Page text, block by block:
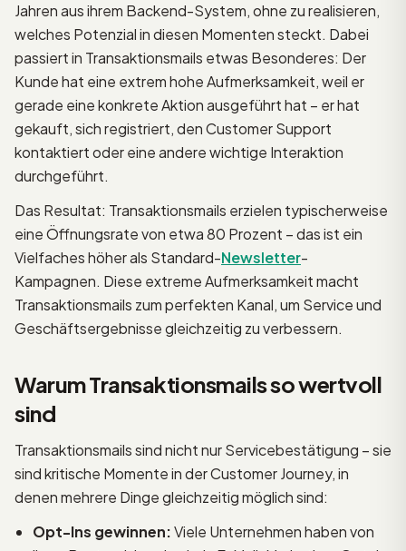
Jahren aus ihrem Backend-System, ohne zu realisieren,
welches Potenzial in diesen Momenten steckt. Dabei
passiert in Transaktionsmails etwas Besonderes: Der
Kunde hat eine extrem hohe Aufmerksamkeit, weil er
gerade eine konkrete Aktion ausgeführt hat – er hat
gekauft, sich registriert, den Customer Support
kontaktiert oder eine andere wichtige Interaktion
durchgeführt.
Das Resultat: Transaktionsmails erzielen typischerweise
eine Öffnungsrate von etwa 80 Prozent – das ist ein
Vielfaches höher als Standard-Newsletter-
Kampagnen. Diese extreme Aufmerksamkeit macht
Transaktionsmails zum perfekten Kanal, um Service und
Geschäftsergebnisse gleichzeitig zu verbessern.
Warum Transaktionsmails so wertvoll
sind
Transaktionsmails sind nicht nur Servicebestätigung – sie
sind kritische Momente in der Customer Journey, in
denen mehrere Dinge gleichzeitig möglich sind:
Opt-Ins gewinnen:Viele Unternehmen haben von